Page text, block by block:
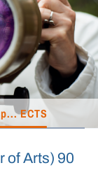
ECTS
of Arts) 90